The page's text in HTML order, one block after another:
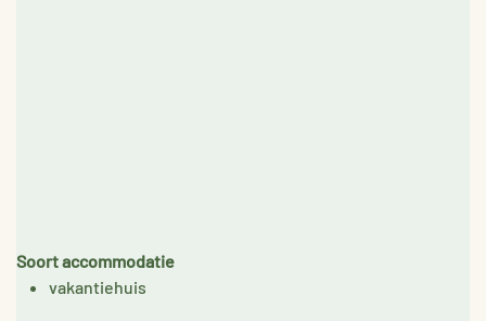
Soort accommodatie
vakantiehuis